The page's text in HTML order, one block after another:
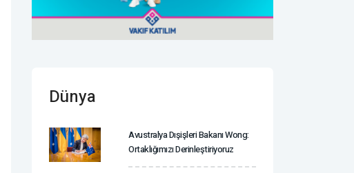
Dünya
Avustralya Dışişleri Bakanı Wong:
Ortaklığımızı Derinleştiriyoruz